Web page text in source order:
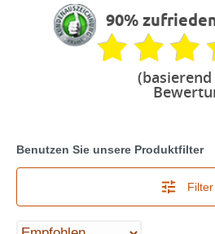
90%
Benutzen Sie unsere Produktfilter
Filter